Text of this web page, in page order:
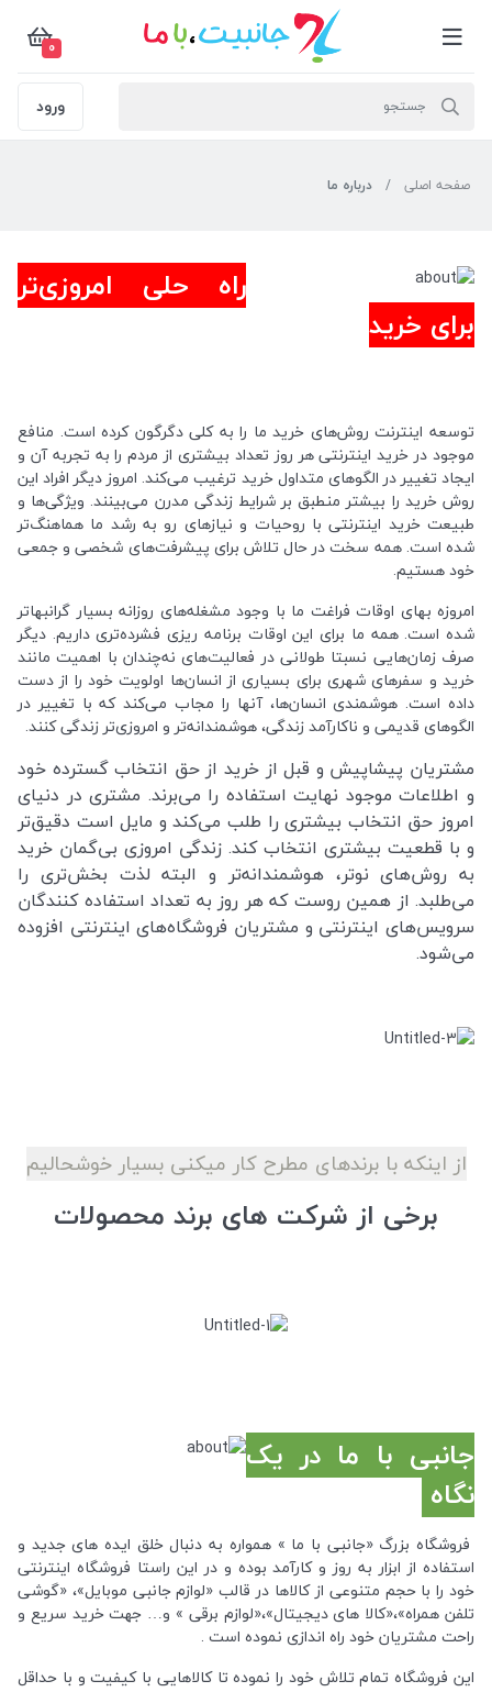
0
ورود
صفحه اصلی درباره ما
راه حلی امروزی‌تر
برای خرید
توسعه اینترنت روش‌های خرید ما را به کلی دگرگون کرده است. منافع
موجود در خرید اینترنتی هر روز تعداد بیشتری از مردم را به تجربه آن و
ایجاد تغییر در الگوهای متداول خرید ترغیب می‏‌کند. امروز دیگر افراد این
روش خرید را بیشتر منطبق بر شرایط زندگی مدرن می‏‏‏‌بینند. ویژگی‏‏‏‌ها و
طبیعت خرید اینترنتی با روحیات و نیازهای رو به رشد ما هماهنگ‏‏‌تر
شده است. همه سخت در حال تلاش برای پیشرفت‏‏‌های شخصی و جمعی
خود هستیم.
امروزه بهای اوقات فراغت ما با وجود مشغله‏‌های روزانه بسیار گرانبها‌تر
شده است. همه ما برای این اوقات برنامه ریزی فشرده‏‌تری داریم. دیگر
صرف زمان‌هایی نسبتا طولانی در فعالیت‏‌های نه‌چندان با اهمیت مانند
خرید و سفرهای شهری برای بسیاری از انسان‌ها اولویت خود را از دست
داده است. هوشمندی انسان‌ها، آنها را مجاب می‏‌کند که با تغییر در
الگوهای قدیمی و نا‏کارآمد زندگی، هوشمندانه‏‌تر و امروزی‏‌تر زندگی کنند.
مشتریان پیشاپیش و قبل از خرید از حق انتخاب گسترده خود
و اطلاعات موجود نهایت استفاده را می‏‌برند. مشتری در دنیای
امروز حق انتخاب بیشتری را طلب می‏‌کند و مایل است دقیق‏‌تر
و با قطعیت بیشتری انتخاب کند. زندگی امروزی بی‏‌گمان خرید
به رو‏‌ش‌های نو‏تر، هوشمندانه‏‌تر و البته لذت‏‏ بخش‏‌تری را
می‏‌طلبد. از همین روست که هر روز به تعداد استفاده‏ کنندگان
سرویس‌های اینترنتی و مشتریان فروشگاه‏‏‌‏های اینترنتی افزوده
می‌‏‏شود.
از اینکه با برندهای مطرح کار میکنی بسیار خوشحالیم
برخی از شرکت های برند محصولات
جانبی با ما در یک
نگاه
فروشگاه بزرگ «جانبی با ما » همواره به دنبال خلق ایده های جدید و
استفاده از ابزار به روز و کارآمد بوده و در این راستا فروشگاه اینترنتی
خود را با حجم متنوعی از کالاها در قالب «لوازم جانبی موبایل»، «گوشی
تلفن همراه»،«کالا های دیجیتال»،«لوازم برقی » و… جهت خرید سریع و
راحت مشتریان خود راه اندازی نموده است .
این فروشگاه تمام تلاش خود را نموده تا کالاهایی با کیفیت و با حداقل